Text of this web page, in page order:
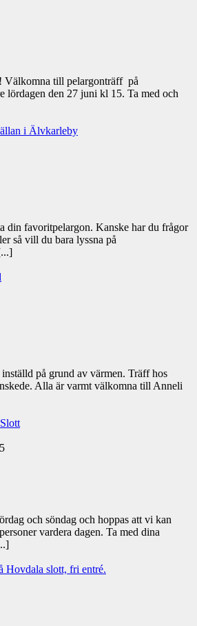
Välkomna till pelargonträff på
lördagen den 27 juni kl 15. Ta med och
i Älvkarleby
din favoritpelargon. Kanske har du frågor
så vill du bara lyssna på
på grund av värmen. Träff hos
Alla är varmt välkomna till Anneli
och söndag och hoppas att vi kan
vardera dagen. Ta med dina
Hovdala slott, fri entré.